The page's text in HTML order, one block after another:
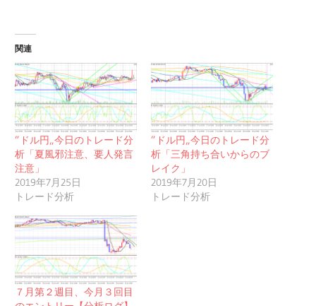
関連
”ドル円„今日のトレード分
析「夏風邪注意、要人発言
注意」
2019年7月25日
トレード分析
”ドル円„今日のトレード分
析「三角持ち合いからのブ
レイク」
2019年7月20日
トレード分析
７月第２週目、今月３回目